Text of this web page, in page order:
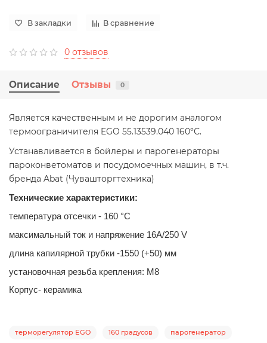
В закладки В сравнение
0 отзывов
Описание Отзывы 0
Является качественным и не дорогим аналогом
термоограничителя EGO 55.13539.040 160°С.
Устанавливается в бойлеры и парогенераторы
пароконветоматов и посудомоечных машин, в т.ч.
бренда Abat (Чувашторгтехника)
Технические характеристики:
температура отсечки - 160 °С
максимальный ток и напряжение 16А/250 V
длина капилярной трубки -1550 (+50) мм
установочная резьба крепления: М8
Корпус- керамика
терморегулятор EGO 160 градусов парогенератор